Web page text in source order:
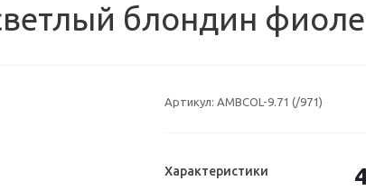
блондин
Артикул: AMBCOL-9.71 (/971)
Характеристики